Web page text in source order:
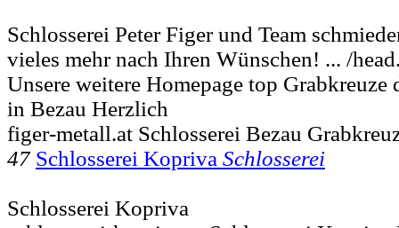
Schlosserei Peter Figer und Team
vieles mehr nach Ihren Wünschen! ... /
Unsere weitere Homepage top Grabkreuze
in Bezau Herzlich
figer-metall.at Schlosserei Bezau
47 Schlosserei Kopriva Schlosserei
Schlosserei Kopriva